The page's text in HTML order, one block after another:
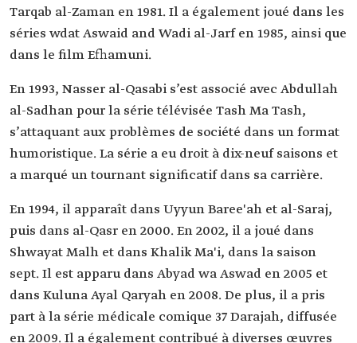
Tarqab al-Zaman en 1981. Il a également joué dans les
séries wdat Aswaid and Wadi al-Jarf en 1985, ainsi que
dans le film Efhamuni.
En 1993, Nasser al-Qasabi s’est associé avec Abdullah
al-Sadhan pour la série télévisée Tash Ma Tash,
s’attaquant aux problèmes de société dans un format
humoristique. La série a eu droit à dix-neuf saisons et
a marqué un tournant significatif dans sa carrière.
En 1994, il apparaît dans Uyyun Baree'ah et al-Saraj,
puis dans al-Qasr en 2000. En 2002, il a joué dans
Shwayat Malh et dans Khalik Ma'i, dans la saison
sept. Il est apparu dans Abyad wa Aswad en 2005 et
dans Kuluna Ayal Qaryah en 2008. De plus, il a pris
part à la série médicale comique 37 Darajah, diffusée
en 2009. Il a également contribué à diverses œuvres